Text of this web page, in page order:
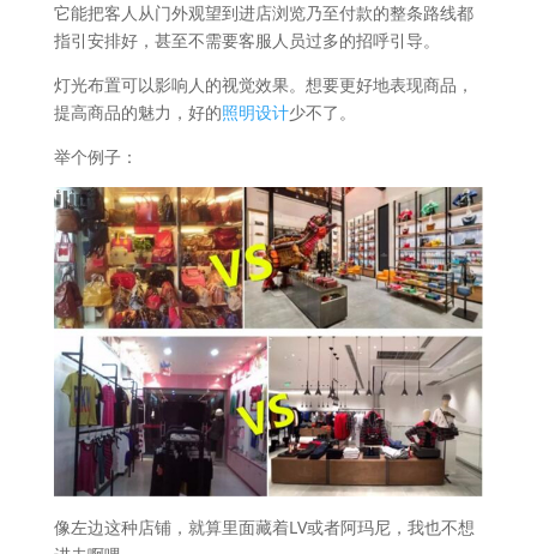
它能把客人从门外观望到进店浏览乃至付款的整条路线都
指引安排好，甚至不需要客服人员过多的招呼引导。
灯光布置可以影响人的视觉效果。想要更好地表现商品，
提高商品的魅力，好的照明设计少不了。
举个例子：
像左边这种店铺，就算里面藏着LV或者阿玛尼，我也不想